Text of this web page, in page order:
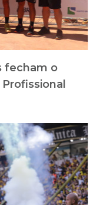
fecham o